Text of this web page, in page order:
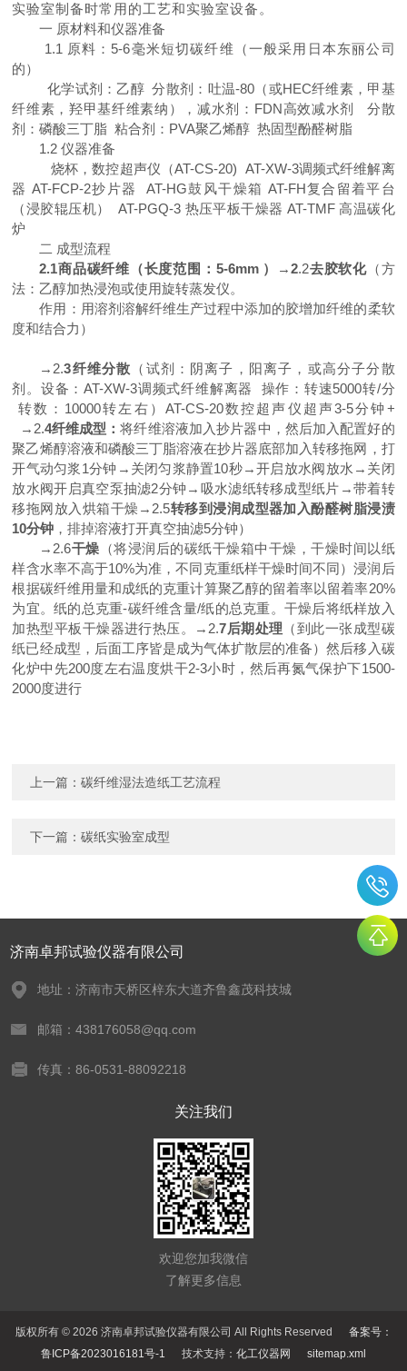
实验室制备时常用的工艺和实验室设备。
一 原材料和仪器准备
1.1 原料：5-6毫米短切碳纤维（一般采用日本东丽公司
的）
化学试剂：乙醇 分散剂：吐温-80（或HEC纤维素，甲基
纤维素，羟甲基纤维素纳），减水剂：FDN高效减水剂 分散
剂：磷酸三丁脂 粘合剂：PVA聚乙烯醇 热固型酚醛树脂
1.2 仪器准备
烧杯，数控超声仪（AT-CS-20) AT-XW-3调频式纤维解离
器 AT-FCP-2抄片器 AT-HG鼓风干燥箱 AT-FH复合留着平台
（浸胶辊压机） AT-PGQ-3 热压平板干燥器 AT-TMF 高温碳化
炉
二 成型流程
2.1商品碳纤维（长度范围：5-6mm ）
→2.2去胶软化（方
法：乙醇加热浸泡或使用旋转蒸发仪。
作用：用溶剂溶解纤维生产过程中添加的胶增加纤维的柔软
度和结合力）
→2.3纤维分散 （试剂：阴离子，阳离子，或高分子分散
剂。设备：AT-XW-3调频式纤维解离器 操作：转速5000转/分
转数：10000转左右）AT-CS-20数控超声仪超声3-5分钟+
→2.4纤维成型：将纤维溶液加入抄片器中，然后加入配置好的
聚乙烯醇溶液和磷酸三丁脂溶液在抄片器底部加入转移拖网，打
开气动匀浆 1分钟→关闭匀浆静置10秒→开启放水阀放水→关闭
放水阀开启真空泵抽滤2分钟→吸水滤纸转移成型纸片→带着转
移拖网放入烘箱干燥→2.5转移到浸润成型器加入酚醛树脂浸渍
10分钟 ，排掉溶液打开真空抽滤5分钟）
→2.6干燥 （将浸润后的碳纸干燥箱中干燥，干燥时间以纸
样含水率不高于10%为准，不同克重纸样干燥时间不同）浸润后
根据碳纤维用量和成纸的克重计算聚乙醇的留着率以留着率20%
为宜。纸的总克重-碳纤维含量/纸的总克重。干燥后将纸样放入
加热型平板干燥器进行热压。→2.7后期处理 （到此一张成型碳
纸已经成型，后面工序皆是成为气体扩散层的准备）然后移入碳
化炉中先200度左右温度烘干2-3小时，然后再氮气保护下1500-
2000度进行
上一篇：碳纤维湿法造纸工艺流程
下一篇：碳纸实验室成型
济南卓邦试验仪器有限公司
地址：济南市天桥区梓东大道齐鲁鑫茂科技城
邮箱：438176058@qq.com
传真：86-0531-88092218
关注我们
欢迎您加我微信
了解更多信息
版权所有 © 2026 济南卓邦试验仪器有限公司 All Rights Reserved 备案号：
鲁ICP备2023016181号-1 技术支持： 化工仪器网 sitemap.xml